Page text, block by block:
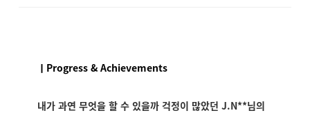
ㅣProgress & Achievements
내가 과연 무엇을 할 수 있을까 걱정이 많았던 J.N**님의